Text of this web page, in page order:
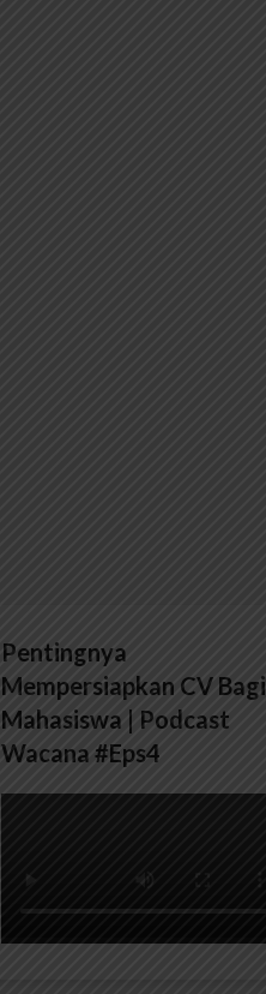
Pentingnya
Mempersiapkan CV Bagi
Mahasiswa | Podcast
Wacana #Eps4